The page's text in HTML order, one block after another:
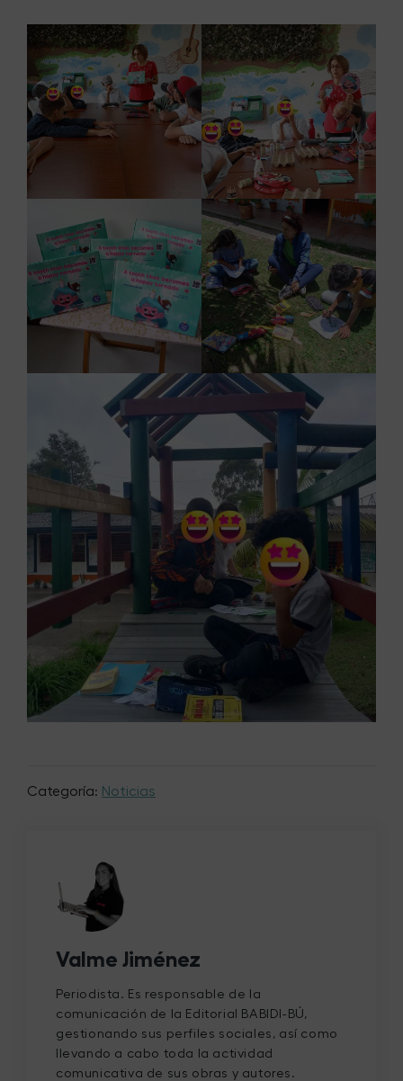
Categoría: Noticias
Valme Jiménez
Periodista. Es responsable de la
comunicación de la Editorial BABIDI-BÚ,
gestionando sus perfiles sociales, así como
llevando a cabo toda la actividad
comunicativa de sus obras y autores.